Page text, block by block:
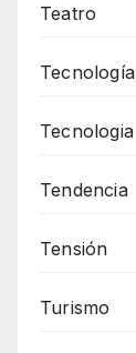
Teatro
Tecnología
Tecnologia
Tendencia
Tensión
Turismo